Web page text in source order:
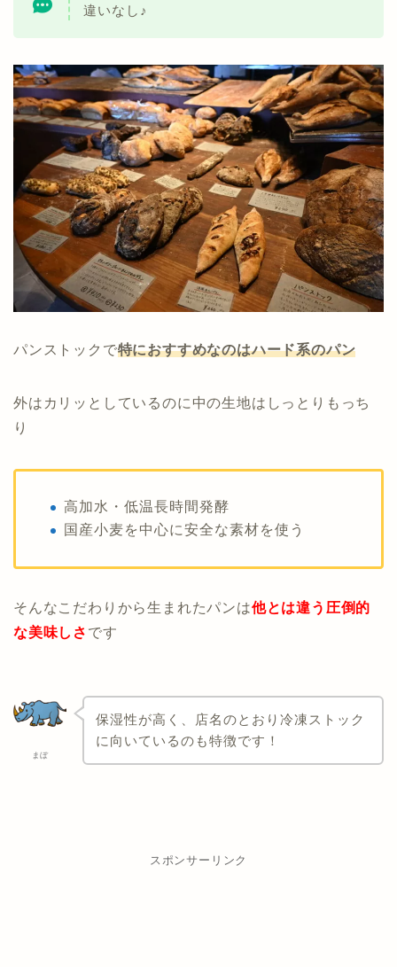
違いなし♪
パンストックで特におすすめなのはハード系のパン
外はカリッとしているのに中の生地はしっとりもっち
り
高加水・低温長時間発酵
国産小麦を中心に安全な素材を使う
そんなこだわりから生まれたパンは他とは違う圧倒的
な美味しさ です
まぼ
保湿性が高く、店名のとおり冷凍ストック
に向いているのも特徴です！
スポンサーリンク